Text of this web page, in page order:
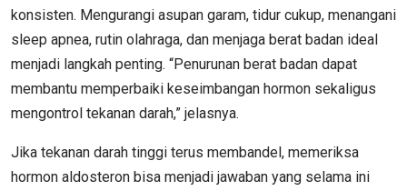
konsisten. Mengurangi asupan garam, tidur cukup, menangani
sleep apnea, rutin olahraga, dan menjaga berat badan ideal
menjadi langkah penting. “Penurunan berat badan dapat
membantu memperbaiki keseimbangan hormon sekaligus
mengontrol tekanan darah,” jelasnya.
Jika tekanan darah tinggi terus membandel, memeriksa
hormon aldosteron bisa menjadi jawaban yang selama ini